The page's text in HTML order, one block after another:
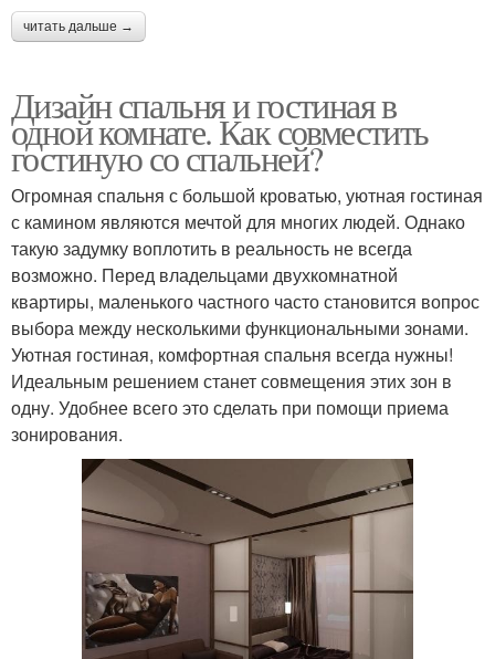
читать дальше →
Дизайн спальня и гостиная в
одной комнате. Как совместить
гостиную со спальней?
Огромная спальня с большой кроватью, уютная гостиная
с камином являются мечтой для многих людей. Однако
такую задумку воплотить в реальность не всегда
возможно. Перед владельцами двухкомнатной
квартиры, маленького частного часто становится вопрос
выбора между несколькими функциональными зонами.
Уютная гостиная, комфортная спальня всегда нужны!
Идеальным решением станет совмещения этих зон в
одну. Удобнее всего это сделать при помощи приема
зонирования.